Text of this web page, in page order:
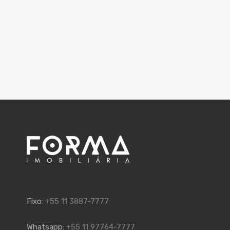
Fixo: +55 11 3887-7777
Whatsapp: +55 11 97764-7777